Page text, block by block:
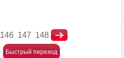
146 147 148
Быстрый переход